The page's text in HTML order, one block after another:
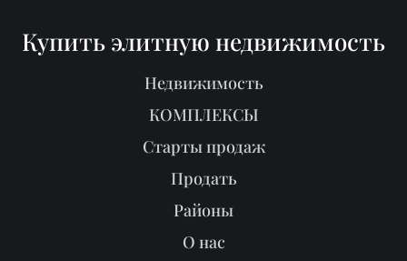
Купить элитную недвижимость
Недвижимость
КОМПЛЕКСЫ
Старты продаж
Продать
Районы
О нас